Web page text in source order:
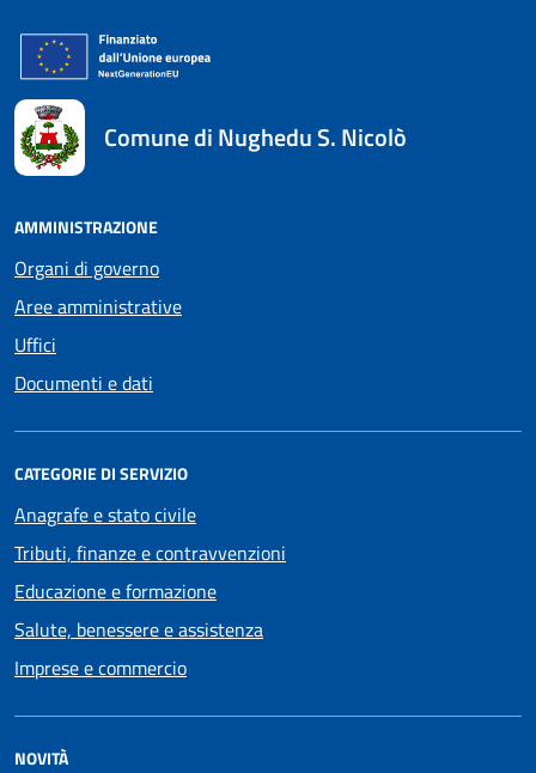
Comune di Nughedu S. Nicolò
AMMINISTRAZIONE
Organi di governo
Aree amministrative
Uffici
Documenti e dati
CATEGORIE DI SERVIZIO
Anagrafe e stato civile
Tributi, finanze e contravvenzioni
Educazione e formazione
Salute, benessere e assistenza
Imprese e commercio
NOVITÀ